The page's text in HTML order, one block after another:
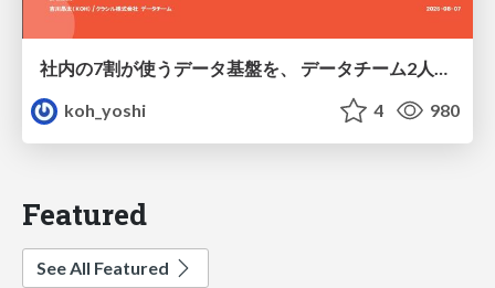
社内の7割が使うデータ基盤を、 データチーム2人で回すためにやったこと
koh_yoshi
4 980
Featured
See All Featured